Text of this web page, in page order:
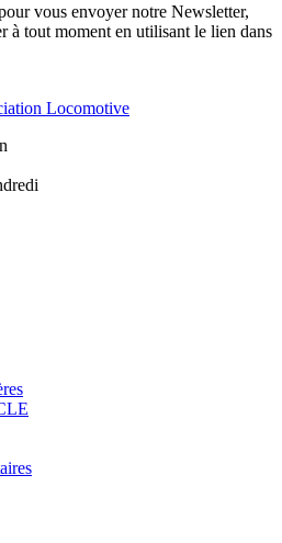
vous envoyer notre Newsletter,
à tout moment en utilisant le lien dans